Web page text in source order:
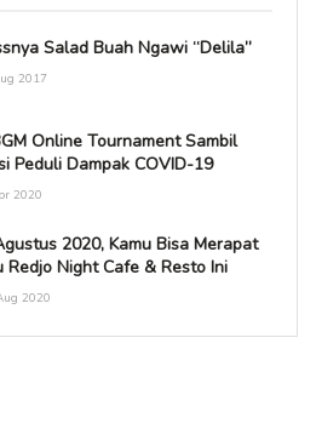
Salad Buah Ngawi “Delila”
2017
Online Tournament Sambil
Peduli Dampak COVID-19
2020
2020, Kamu Bisa Merapat
Redjo Night Cafe & Resto Ini
2020